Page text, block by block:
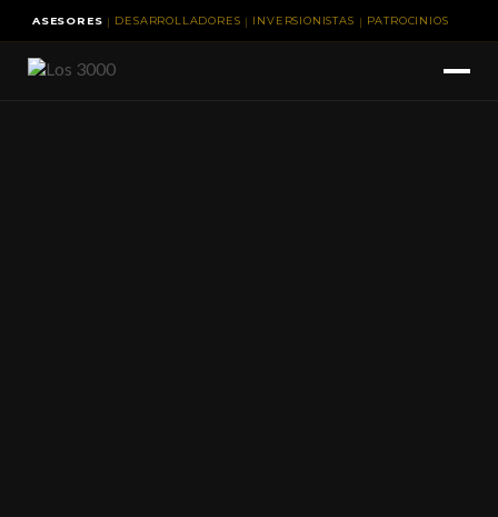
ASESORES | DESARROLLADORES | INVERSIONISTAS | PATROCINIOS